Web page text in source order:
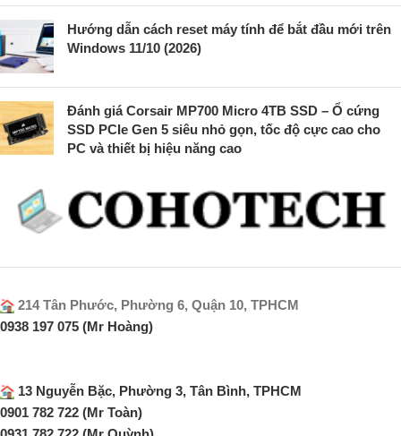
Hướng dẫn cách reset máy tính để bắt đầu mới trên
Windows 11/10 (2026)
Đánh giá Corsair MP700 Micro 4TB SSD – Ổ cứng
SSD PCIe Gen 5 siêu nhỏ gọn, tốc độ cực cao cho
PC và thiết bị hiệu năng cao
214 Tân Phước, Phường 6, Quận 10, TPHCM
0938 197 075 (Mr Hoàng)
13 Nguyễn Bặc, Phường 3, Tân Bình, TPHCM
0901 782 722 (Mr Toàn)